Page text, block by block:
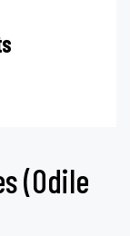
(Odile